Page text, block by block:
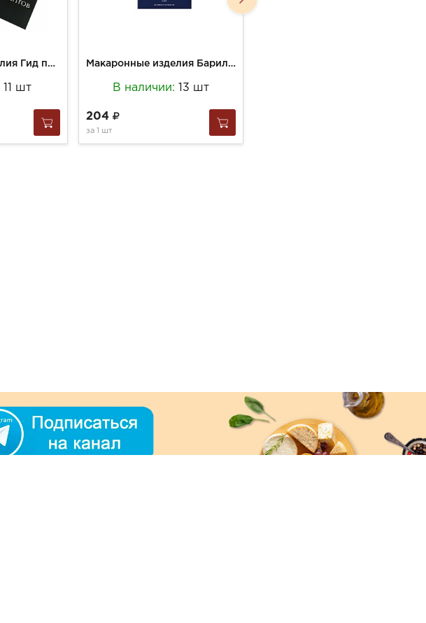
Макаронные изделия Гид по вкусам 400г Птитим со шпинатом, томатом и гол.спирулиной
11 шт
Макаронные изделия Барилла 450г Ракушки №93 Конкилье ригате
В наличии: 13 шт
204
за 1 шт